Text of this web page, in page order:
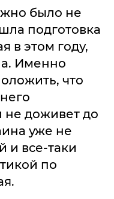
было не
подготовка
в этом году,
Именно
что
не доживет до
уже не
и все-таки
по